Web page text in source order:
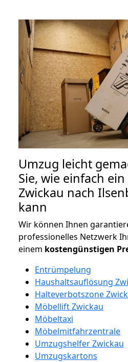
Umzug leicht
Sie, wie einfach
Zwickau nach
kann
Wir können Ihnen
professionelles Netzwerk
einem kostengünstigen
Entrümpelung
Haushaltsauflösung
Halteverbotszone
Möbellift Zwickau
Möbeltaxi
Möbelmitfahrzentrale
Umzugshelfer Zwickau
Umzugskartons